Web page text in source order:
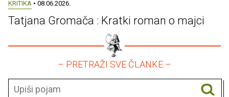
KRITIKA • 08.06.2026.
Tatjana Gromača : Kratki roman o majci
– PRETRAŽI SVE ČLANKE –